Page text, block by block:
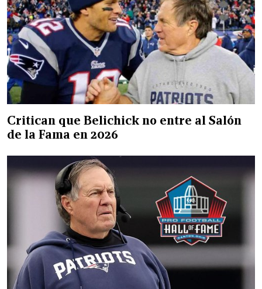
Critican que Belichick no entre al Salón
de la Fama en 2026